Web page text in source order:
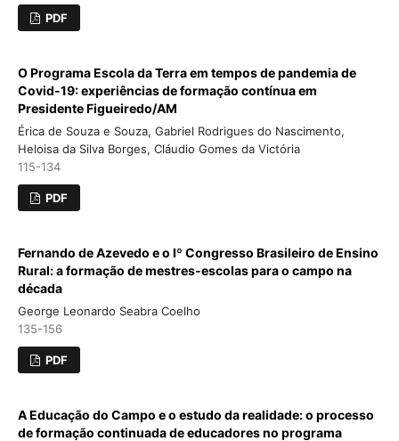
PDF
O Programa Escola da Terra em tempos de pandemia de
Covid-19: experiências de formação contínua em
Presidente Figueiredo/AM
Érica de Souza e Souza, Gabriel Rodrigues do Nascimento,
Heloisa da Silva Borges, Cláudio Gomes da Victória
115-134
PDF
Fernando de Azevedo e o Iº Congresso Brasileiro de Ensino
Rural: a formação de mestres-escolas para o campo na
década
George Leonardo Seabra Coelho
135-156
PDF
A Educação do Campo e o estudo da realidade: o processo
de formação continuada de educadores no programa